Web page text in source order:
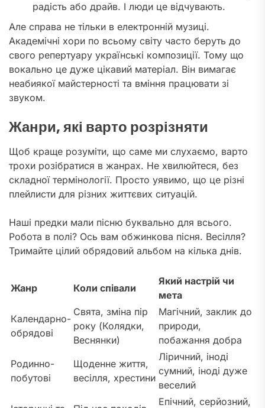
радість або драйв. І люди це відчувають.
Але справа не тільки в електронній музиці.
Академічні хори по всьому світу часто беруть до
свого репертуару українські композиції. Тому що
вокально це дуже цікавий матеріал. Він вимагає
неабиякої майстерності та вміння працювати зі
звуком.
Жанри, які варто розрізняти
Щоб краще розуміти, що саме ми слухаємо, варто
трохи розібратися в жанрах. Не хвилюйтеся, без
складної термінології. Просто уявимо, що це різні
плейлисти для різних життєвих ситуацій.
Наші предки мали пісню буквально для всього.
Робота в полі? Ось вам обжинкова пісня. Весілля?
Тримайте цілий обрядовий альбом на кілька днів.
Жанр Коли співали
Який настрій чи
мета
Календарно-
обрядові
Свята, зміна пір
року (Колядки,
Веснянки)
Магічний, заклик до
природи,
побажання добра
Родинно-
побутові
Щоденне життя,
весілля, хрестини
Ліричний, іноді
сумний, іноді дуже
веселий
Епічний, серйозний,